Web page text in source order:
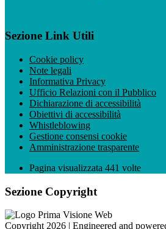
Sezione Link Utili
Cookie policy
Note legali
Informativa Privacy
Ufficio Relazioni con il Pubblico
Dichiarazione di accessibilità
Obiettivi di accessibilità
Whistleblowing
Gestione consensi cookie
Amministrazione trasparente
Pagina visualizzata 441 volte
Sezione Copyright
Copyright 2026 | Engineered and